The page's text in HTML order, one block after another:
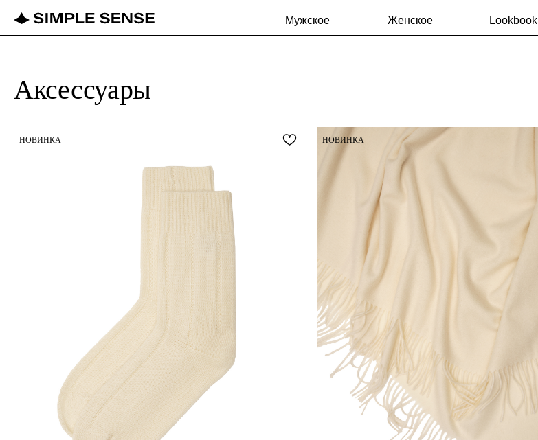
Мужское Женское Lookbook
Аксессуары
НОВИНКА НОВИНКА